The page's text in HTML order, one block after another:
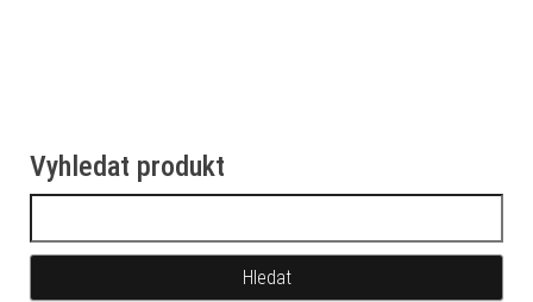
Vyhledat produkt